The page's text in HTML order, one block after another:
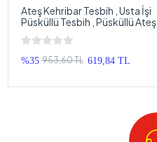
Ateş Kehribar Tesbih , Usta İşi
Püsküllü Tesbih , Püsküllü Ateş
Kehribar Tespih
%35 953,60 TL 619,84 TL